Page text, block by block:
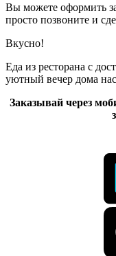
Вы можете оформить
просто позвоните и
Вкусно!
Еда из ресторана с
уютный вечер дома
Заказывай через